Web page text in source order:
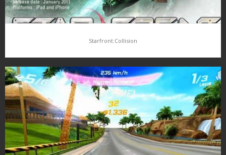
Starfront:Collision
Gameloft vyrukoval s informací o chystané hře StarFront:
Collision, dané téma je překvapilo – real time strategie zasazená
do futuristického scif. Ve hře se dostanete naplanetu Sinistral,
která je ložiskem…
Starfront:Collision